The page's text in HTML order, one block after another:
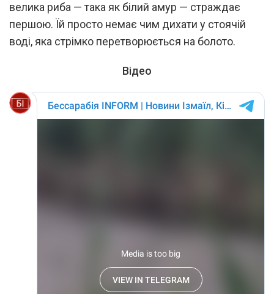
велика риба — така як білий амур — страждає
першою. Їй просто немає чим дихати у стоячій
воді, яка стрімко перетворюється на болото.
Відео